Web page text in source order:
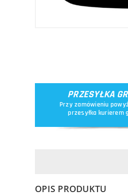
PRZESYŁKA
Przy zamówieniu
przesyłka kurierem
OPIS PRODUKTU